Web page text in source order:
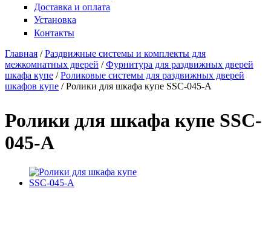
Доставка и оплата
Установка
Контакты
Вы здесь
Главная / Раздвижные системы и комплекты для
межкомнатных дверей / Фурнитура для раздвижных дверей
шкафа купе / Роликовые системы для раздвижных дверей
шкафов купе / Ролики для шкафа купе SSC-045-A
Ролики для шкафа купе SSC-
045-A